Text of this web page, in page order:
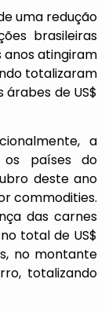
uma redução
brasileiras
anos atingiram
totalizaram
árabes de US$
a
os países do
deste ano
commodities.
das carnes
total de US$
no montante
totalizando